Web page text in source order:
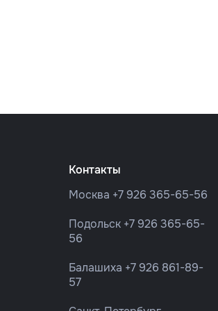
Контакты
Москва +7 926 365-65-56
Подольск +7 926 365-65-
56
Балашиха +7 926 861-89-
57